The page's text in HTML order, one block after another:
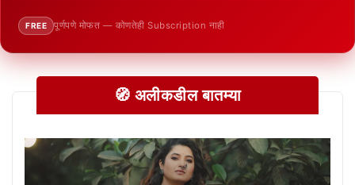
FREE पूर्णपणे मोफत — कोणतेही Subscription नाही
🧭 अलीकडील बातम्या